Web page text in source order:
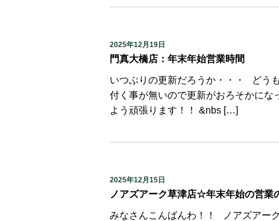
2025年12月19日
門真大橋店：年末年始営業時間
いつぶりの更新だろうか・・・ どう
付く事が無いので更新がおろそかにな
よう頑張ります！！ &nbs […]
2025年12月15日
ノアズアーク草津店☆年末年始の営業
みなさんこんばんわ！！ ノアズアー